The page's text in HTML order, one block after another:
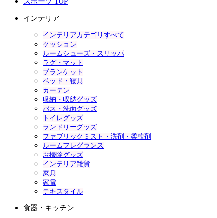
インテリア
インテリアカテゴリすべて
クッション
ルームシューズ・スリッパ
ラグ・マット
ブランケット
ベッド・寝具
カーテン
収納・収納グッズ
バス・洗面グッズ
トイレグッズ
ランドリーグッズ
ファブリックミスト・洗剤・柔軟剤
ルームフレグランス
お掃除グッズ
インテリア雑貨
家具
家電
テキスタイル
食器・キッチン